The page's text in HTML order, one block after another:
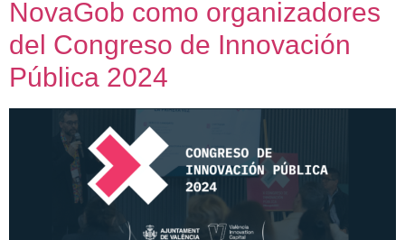
NovaGob como organizadores
del Congreso de Innovación
Pública 2024